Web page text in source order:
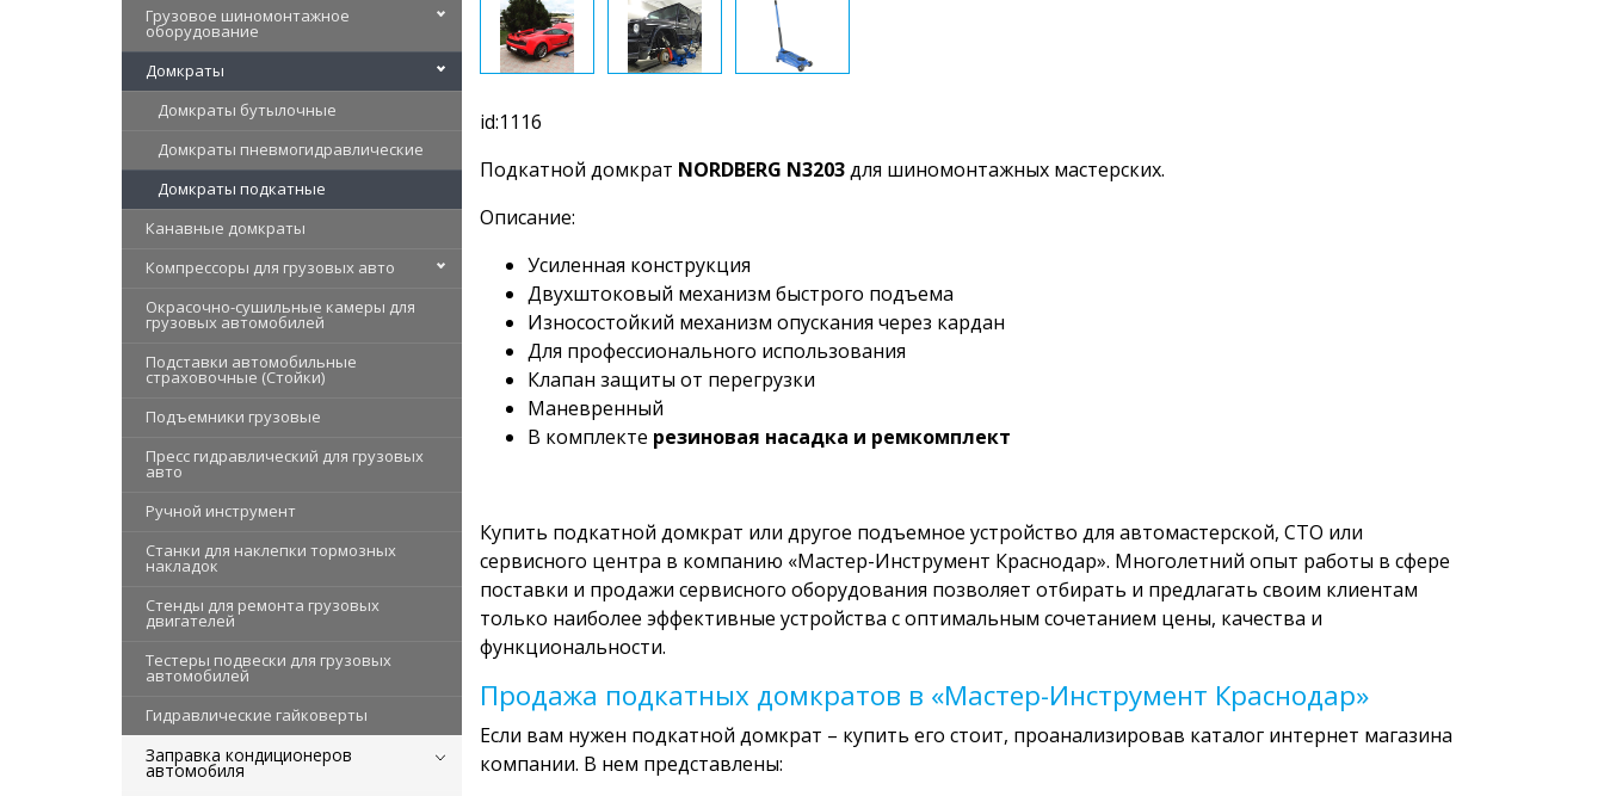
Грузовое шиномонтажное
оборудование
Домкраты
Домкраты бутылочные
Домкраты пневмогидравлические
Домкраты подкатные
Канавные домкраты
Компрессоры для грузовых авто
Окрасочно-сушильные камеры для
грузовых автомобилей
Подставки автомобильные
страховочные (Стойки)
Подъемники грузовые
Пресс гидравлический для грузовых
авто
Ручной инструмент
Станки для наклепки тормозных
накладок
Стенды для ремонта грузовых
двигателей
Тестеры подвески для грузовых
автомобилей
Гидравлические гайковерты
Заправка кондиционеров
автомобиля
id:1116
Подкатной домкрат NORDBERG N3203для шиномонтажных мастерских.
Описание:
Усиленная конструкция
Двухштоковый механизм быстрого подъема
Износостойкий механизм опускания через кардан
Для профессионального использования
Клапан защиты от перегрузки
Маневренный
В комплекте резиновая насадка и ремкомплект
Купить подкатной домкрат или другое подъемное устройство для автомастерской, СТО или
сервисного центра в компанию «Мастер-Инструмент Краснодар». Многолетний опыт работы в сфере
поставки и продажи сервисного оборудования позволяет отбирать и предлагать своим клиентам
только наиболее эффективные устройства с оптимальным сочетанием цены, качества и
функциональности.
Продажа подкатных домкратов в «Мастер-Инструмент Краснодар»
Если вам нужен подкатной домкрат – купить его стоит, проанализировав каталог интернет магазина
компании. В нем представлены: